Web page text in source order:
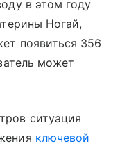
в этом году
Ногай,
появиться 356
может
ситуация
ключевой